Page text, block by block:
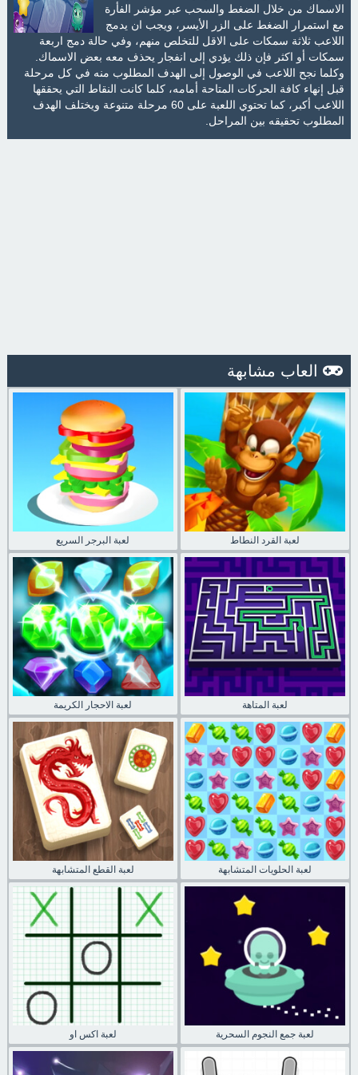
الاسماك من خلال الضغط والسحب عبر مؤشر الفأرة
مع استمرار الضغط على الزر الأيسر، ويجب ان يدمج
اللاعب ثلاثة سمكات على الاقل للتخلص منهم، وفي حالة دمج اربعة
سمكات أو اكثر فإن ذلك يؤدي إلى انفجار يحذف معه بعض الاسماك.
وكلما نجح اللاعب في الوصول إلى الهدف المطلوب منه في كل مرحلة
قبل إنهاء كافة الحركات المتاحة أمامه، كلما كانت النقاط التي يحققها
اللاعب أكبر، كما تحتوي اللعبة على 60 مرحلة متنوعة ويختلف الهدف
المطلوب تحقيقه بين المراحل.
العاب مشابهة
لعبة البرجر السريع لعبة القرد النطاط
لعبة الاحجار الكريمة لعبة المتاهة
لعبة القطع المتشابهة لعبة الحلويات المتشابهة
لعبة اكس او لعبة جمع النجوم السحرية